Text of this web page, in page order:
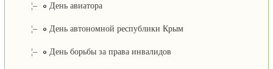
¦– День авиатора
¦– День автономной республики Крым
¦– День борьбы за права инвалидов